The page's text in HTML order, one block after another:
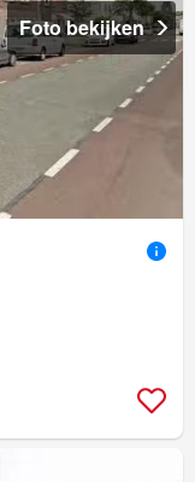
Foto bekijken